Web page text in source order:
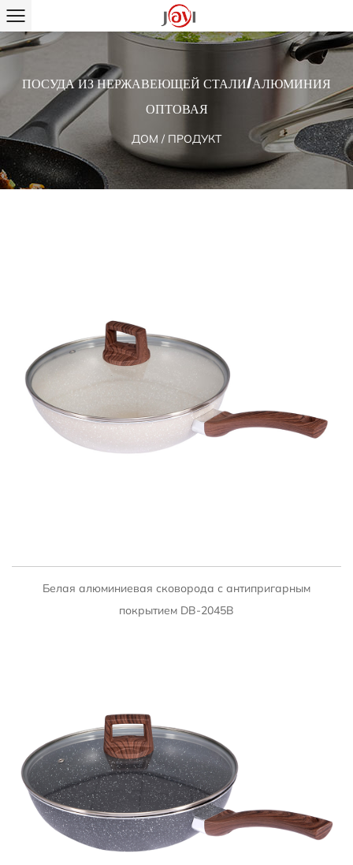
ПОСУДА ИЗ НЕРЖАВЕЮЩЕЙ СТАЛИ/АЛЮМИНИЯ
ОПТОВАЯ
ДОМ / ПРОДУКТ
Белая алюминиевая сковорода с антипригарным
покрытием DB-2045B